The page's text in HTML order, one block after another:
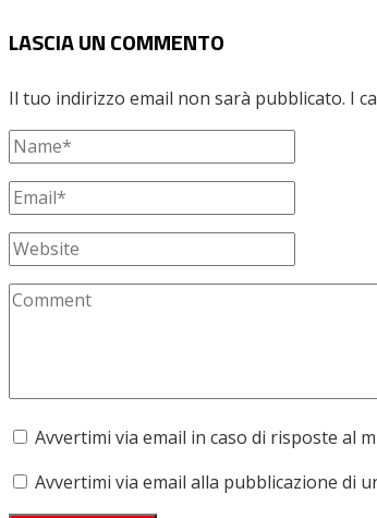
LASCIA UN COMMENTO
Il tuo indirizzo email non sarà pubblicato. I
Avvertimi via email in caso di risposte al
Avvertimi via email alla pubblicazione di